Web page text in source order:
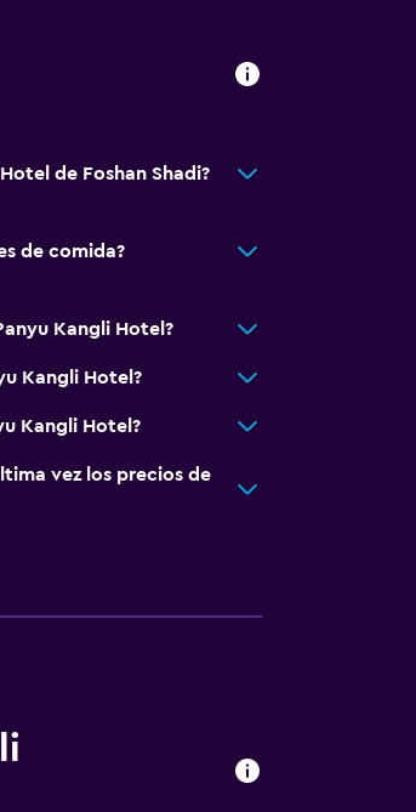
de Foshan Shadi?
de comida?
Kangli Hotel?
Kangli Hotel?
Kangli Hotel?
vez los precios de